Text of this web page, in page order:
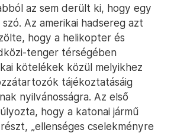
az sem derült ki, hogy egy
Az amerikai hadsereg azt
hogy a helikopter és
tenger térségében
kötelékek közül melyikhez
tájékoztatásáig
nyilvánosságra. Az első
hogy a katonai jármű
„ellenséges cselekményre